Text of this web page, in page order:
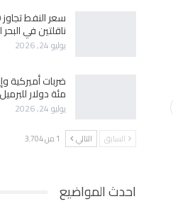
ناقلتين في البحر
يوليو 24, 2026
ضربات أميركية
مئة دولار للبرميل
يوليو 24, 2026
السابق التالي 1 من 3٬704
احدث المواضيع